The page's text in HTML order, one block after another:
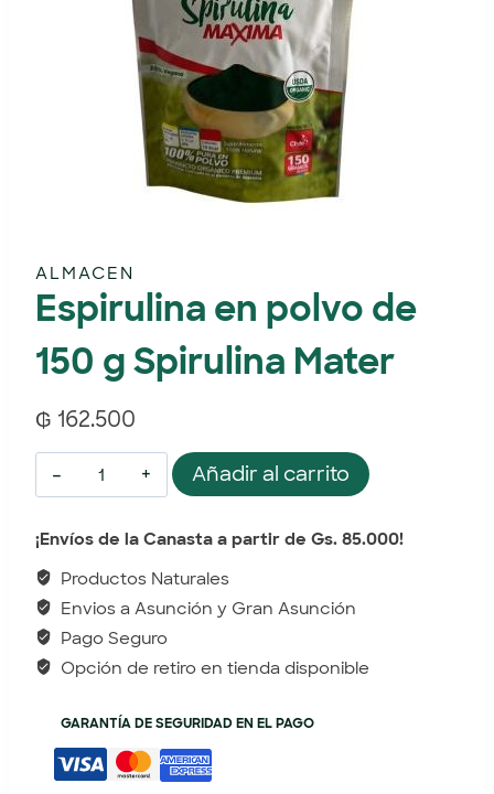
ALMACEN
Espirulina en polvo de
150 g Spirulina Mater
₲ 162.500
Añadir al carrito
¡Envíos de la Canasta a partir de Gs. 85.000!
Productos Naturales
Envios a Asunción y Gran Asunción
Pago Seguro
Opción de retiro en tienda disponible
GARANTÍA DE SEGURIDAD EN EL PAGO